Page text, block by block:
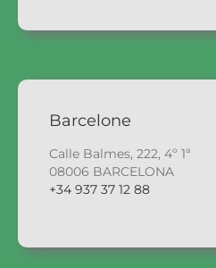
Barcelone
Calle Balmes, 222, 4º 1ª
08006 BARCELONA
+34 937 37 12 88